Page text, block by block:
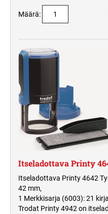
Määrä:
Itseladottava Printy
Itseladottava Printy 4642
42 mm,
1 Merkkisarja (6003): 21
Trodat Printy 4942 on